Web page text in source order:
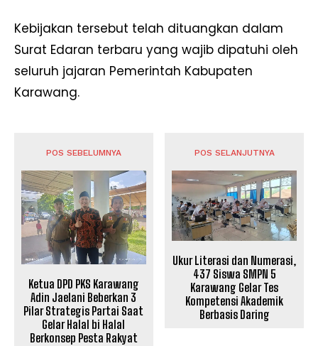
Kebijakan tersebut telah dituangkan dalam
Surat Edaran terbaru yang wajib dipatuhi oleh
seluruh jajaran Pemerintah Kabupaten
Karawang.
POS SEBELUMNYA
Ketua DPD PKS Karawang
Adin Jaelani Beberkan 3
Pilar Strategis Partai Saat
Gelar Halal bi Halal
Berkonsep Pesta Rakyat
POS SELANJUTNYA
Ukur Literasi dan Numerasi,
437 Siswa SMPN 5
Karawang Gelar Tes
Kompetensi Akademik
Berbasis Daring